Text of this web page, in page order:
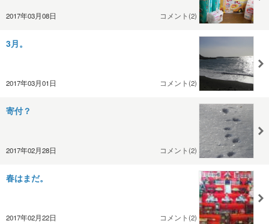
2017年03月08日 コメント(2)
3月。
2017年03月01日 コメント(2)
寄付？
2017年02月28日 コメント(2)
春はまだ。
2017年02月22日 コメント(2)